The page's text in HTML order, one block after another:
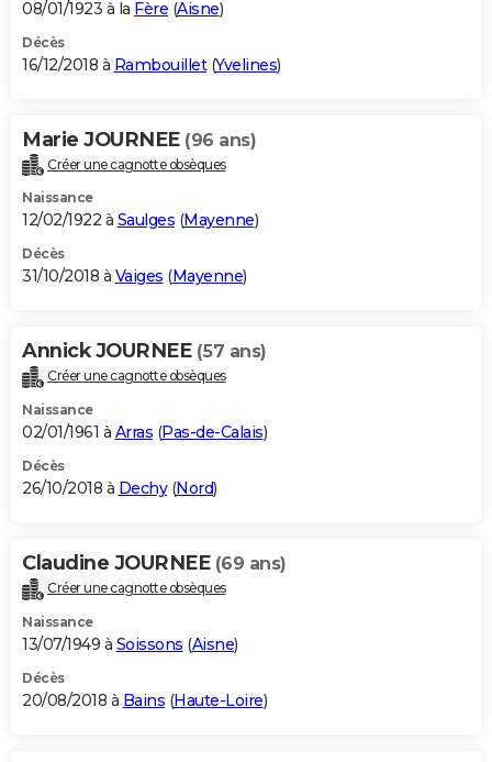
08/01/1923 à la Fère (Aisne)
Décès
16/12/2018 à Rambouillet(Yvelines)
Marie JOURNEE (96 ans)
Créer une cagnotte obsèques
Naissance
12/02/1922 à Saulges (Mayenne)
Décès
31/10/2018 à Vaiges (Mayenne)
Annick JOURNEE (57 ans)
Créer une cagnotte obsèques
Naissance
02/01/1961 à Arras (Pas-de-Calais)
Décès
26/10/2018 à Dechy(Nord)
Claudine JOURNEE (69 ans)
Créer une cagnotte obsèques
Naissance
13/07/1949 à Soissons (Aisne)
Décès
20/08/2018 à Bains (Haute-Loire)